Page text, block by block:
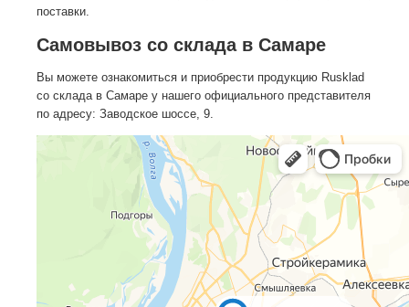
поставки.
Самовывоз со склада в Самаре
Вы можете ознакомиться и приобрести продукцию Rusklad
со склада в Самаре у нашего официального представителя
по адресу: Заводское шоссе, 9.